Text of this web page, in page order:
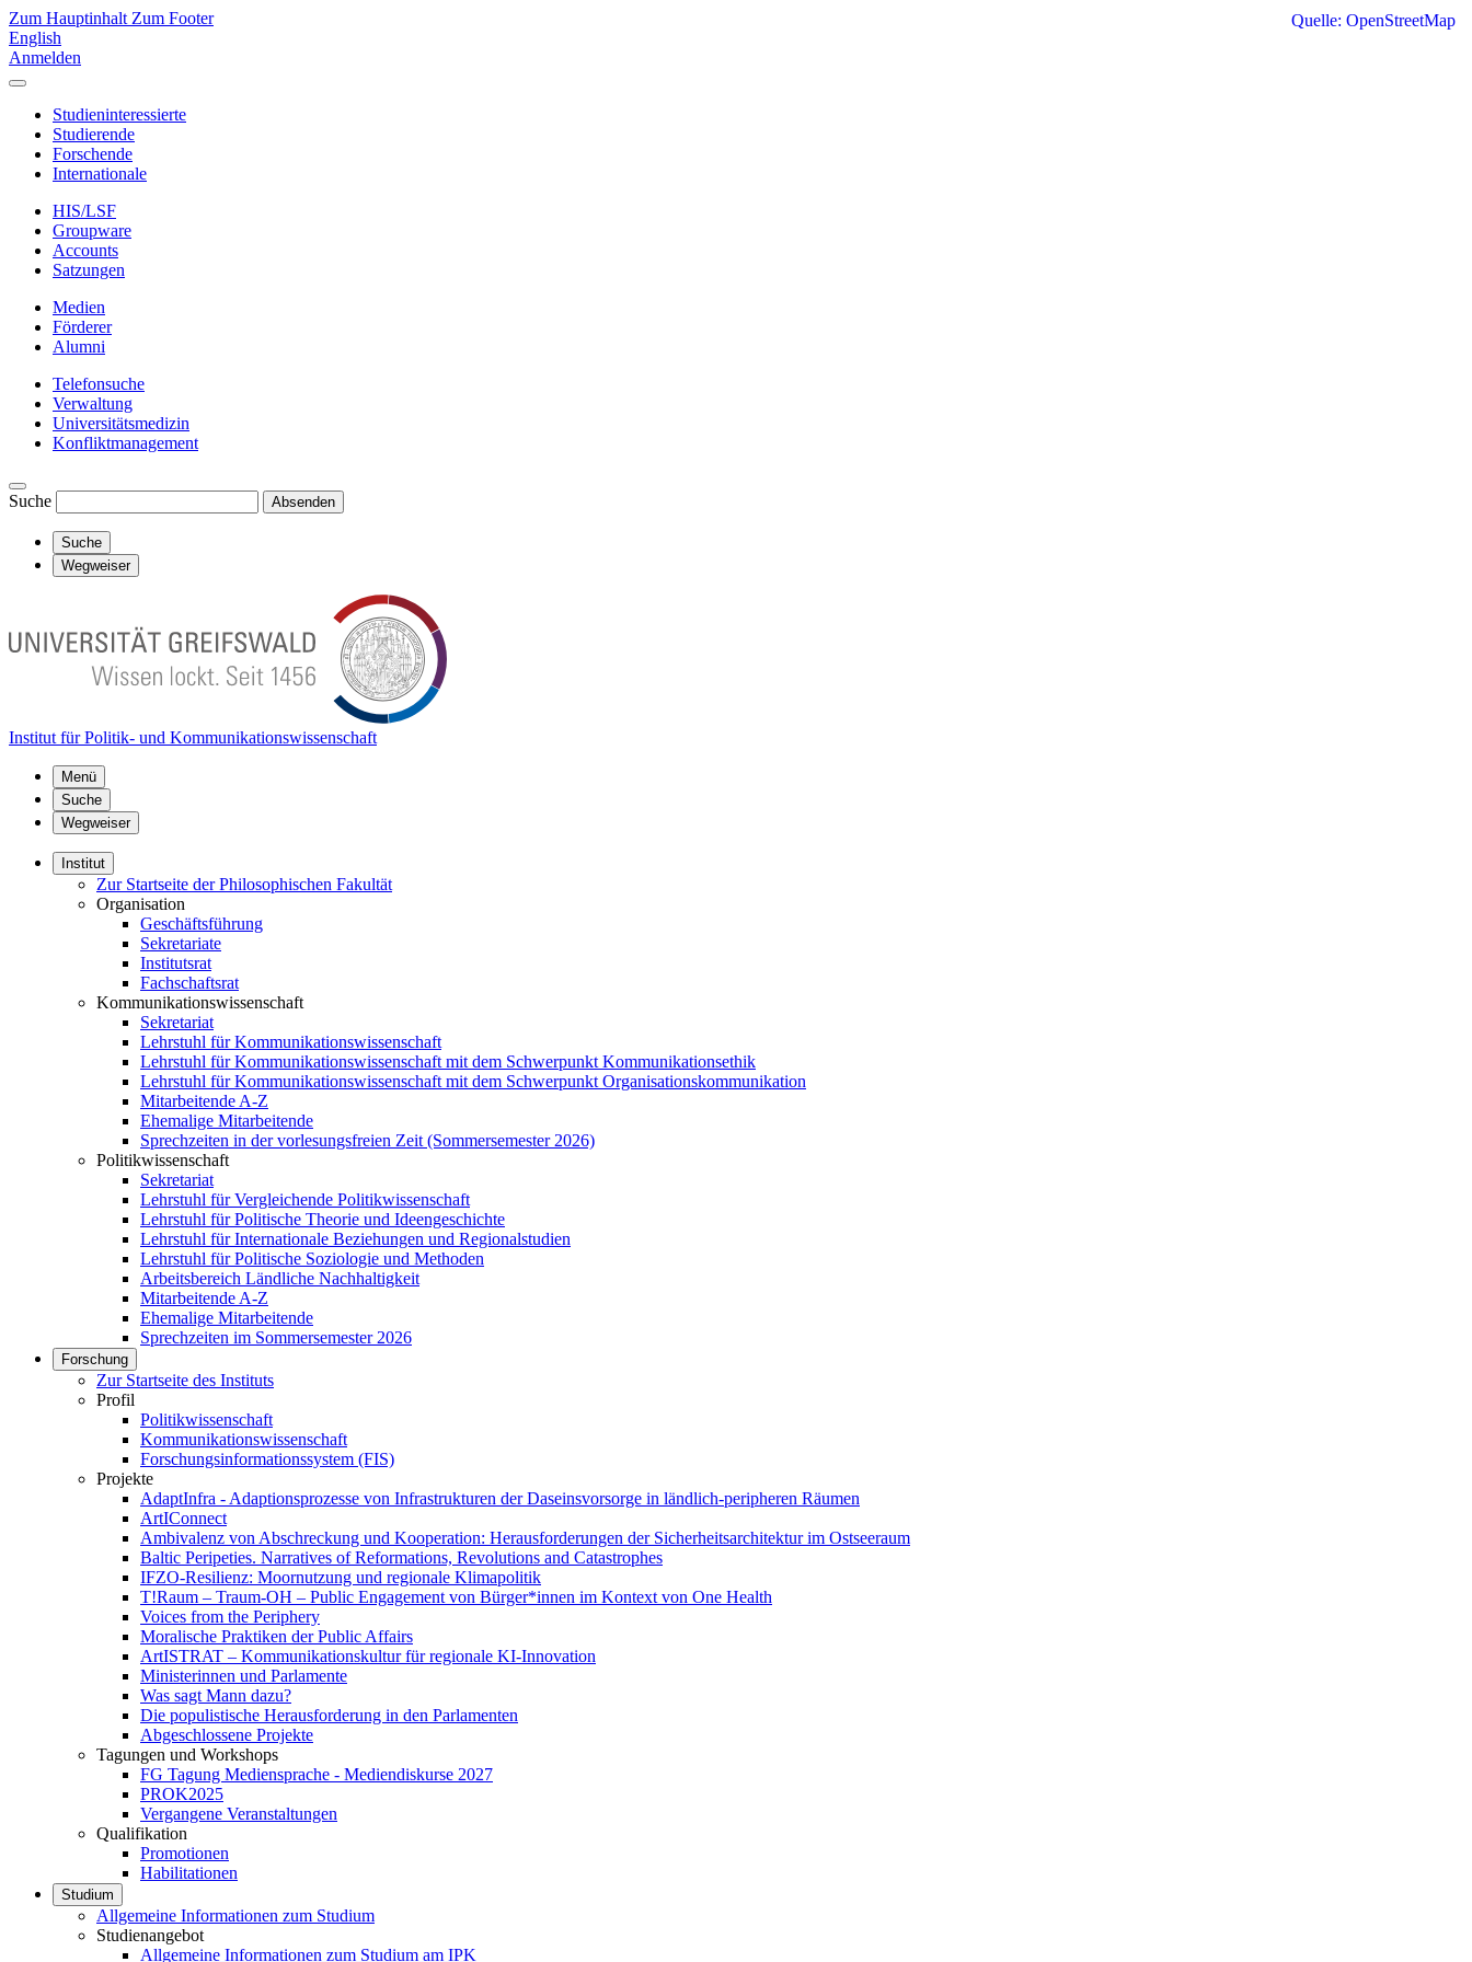
Zum Hauptinhalt Zum Footer
English
Anmelden
Studieninteressierte
Studierende
Forschende
Internationale
HIS/LSF
Groupware
Accounts
Satzungen
Medien
Förderer
Alumni
Telefonsuche
Verwaltung
Universitätsmedizin
Konfliktmanagement
Suche Absenden
Suche
Wegweiser
Institut für Politik- und Kommunikationswissenschaft
Menü
Suche
Wegweiser
Institut
Zur Startseite der Philosophischen Fakultät
Organisation
Geschäftsführung
Sekretariate
Institutsrat
Fachschaftsrat
Kommunikationswissenschaft
Sekretariat
Lehrstuhl für Kommunikationswissenschaft
Lehrstuhl für Kommunikationswissenschaft mit dem Schwerpunkt Kommunikationsethik
Lehrstuhl für Kommunikationswissenschaft mit dem Schwerpunkt Organisationskommunikation
Mitarbeitende A-Z
Ehemalige Mitarbeitende
Sprechzeiten in der vorlesungsfreien Zeit (Sommersemester 2026)
Politikwissenschaft
Sekretariat
Lehrstuhl für Vergleichende Politikwissenschaft
Lehrstuhl für Politische Theorie und Ideengeschichte
Lehrstuhl für Internationale Beziehungen und Regionalstudien
Lehrstuhl für Politische Soziologie und Methoden
Arbeitsbereich Ländliche Nachhaltigkeit
Mitarbeitende A-Z
Ehemalige Mitarbeitende
Sprechzeiten im Sommersemester 2026
Forschung
Zur Startseite des Instituts
Profil
Politikwissenschaft
Kommunikationswissenschaft
Forschungsinformationssystem (FIS)
Projekte
AdaptInfra - Adaptionsprozesse von Infrastrukturen der Daseinsvorsorge in ländlich-peripheren Räumen
ArtIConnect
Ambivalenz von Abschreckung und Kooperation: Herausforderungen der Sicherheitsarchitektur im Ostseeraum
Baltic Peripeties. Narratives of Reformations, Revolutions and Catastrophes
IFZO-Resilienz: Moornutzung und regionale Klimapolitik
T!Raum – Traum-OH – Public Engagement von Bürger*innen im Kontext von One Health
Voices from the Periphery
Moralische Praktiken der Public Affairs
ArtISTRAT – Kommunikationskultur für regionale KI-Innovation
Ministerinnen und Parlamente
Was sagt Mann dazu?
Die populistische Herausforderung in den Parlamenten
Abgeschlossene Projekte
Tagungen und Workshops
FG Tagung Mediensprache - Mediendiskurse 2027
PROK2025
Vergangene Veranstaltungen
Qualifikation
Promotionen
Habilitationen
Studium
Allgemeine Informationen zum Studium
Studienangebot
Allgemeine Informationen zum Studium am IPK
Quelle: OpenStreetMap